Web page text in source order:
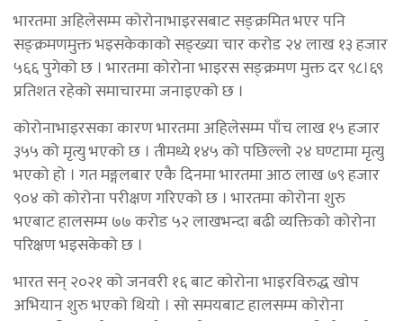
भारतमा अहिलेसम्म कोरोनाभाइरसबाट सङ्क्रमित भएर पनि
सङ्क्रमणमुक्त भइसकेकाको सङ्ख्या चार करोड २४ लाख १३ हजार
५६६ पुगेको छ । भारतमा कोरोना भाइरस सङ्क्रमण मुक्त दर ९८।६९
प्रतिशत रहेको समाचारमा जनाइएको छ ।
कोरोनाभाइरसका कारण भारतमा अहिलेसम्म पाँच लाख १५ हजार
३५५ को मृत्यु भएको छ । तीमध्ये १४५ को पछिल्लो २४ घण्टामा मृत्यु
भएको हो । गत मङ्गलबार एकै दिनमा भारतमा आठ लाख ७९ हजार
९०४ को कोरोना परीक्षण गरिएको छ । भारतमा कोरोना शुरु
भएबाट हालसम्म ७७ करोड ५२ लाखभन्दा बढी व्यक्तिको कोरोना
परिक्षण भइसकेको छ ।
भारत सन् २०२१ को जनवरी १६ बाट कोरोना भाइरविरुद्ध खोप
अभियान शुरु भएको थियो । सो समयबाट हालसम्म कोरोना